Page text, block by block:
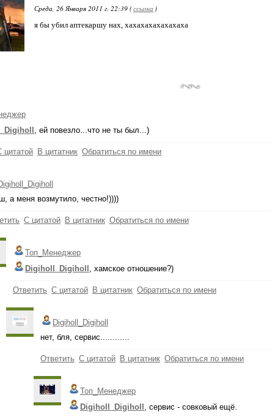
Среда, 26 Января 2011 г. 22:39 (ссылка )
я бы убил аптекаршу нах, хахахахахахахаха
, ей повезло...что не ты был...)
цитатой В цитатник Обратиться по имени
а меня возмутило, честно!))))
С цитатой В цитатник Обратиться по имени
Топ_Менеджер
Digiholl_Digiholl , хамское отношение?)
Ответить С цитатой В цитатник Обратиться по имени
Digiholl_Digiholl
нет, бля, сервис............
Ответить С цитатой В цитатник Обратиться по имени
Топ_Менеджер
Digiholl_Digiholl , сервис - совковый ещё.